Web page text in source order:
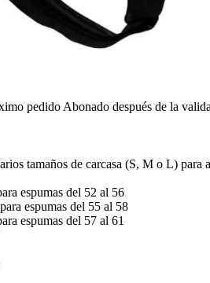
pedido Abonado después de la
tamaños de carcasa (S, M o L)
espumas del 52 al 56
espumas del 55 al 58
espumas del 57 al 61